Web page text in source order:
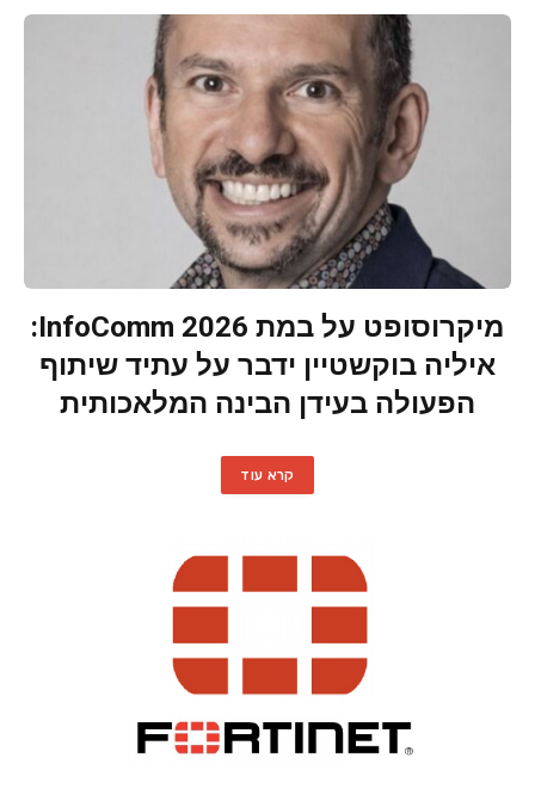
מיקרוסופט על במת InfoComm 2026:
איליה בוקשטיין ידבר על עתיד שיתוף
הפעולה בעידן הבינה המלאכותית
קרא עוד